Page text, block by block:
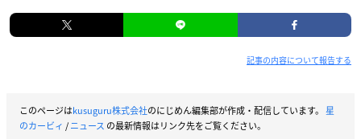
記事の内容について報告する
このページはkusuguru株式会社のにじめん編集部が作成・配信しています。 星
のカービィ /ニュース の最新情報はリンク先をご覧ください。